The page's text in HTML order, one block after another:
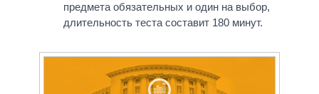
предмета обязательных и один на выбор,
длительность теста составит 180 минут.